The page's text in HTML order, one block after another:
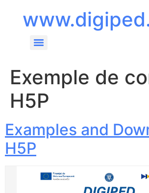
Exemple de
H5P
Examples and
H5P